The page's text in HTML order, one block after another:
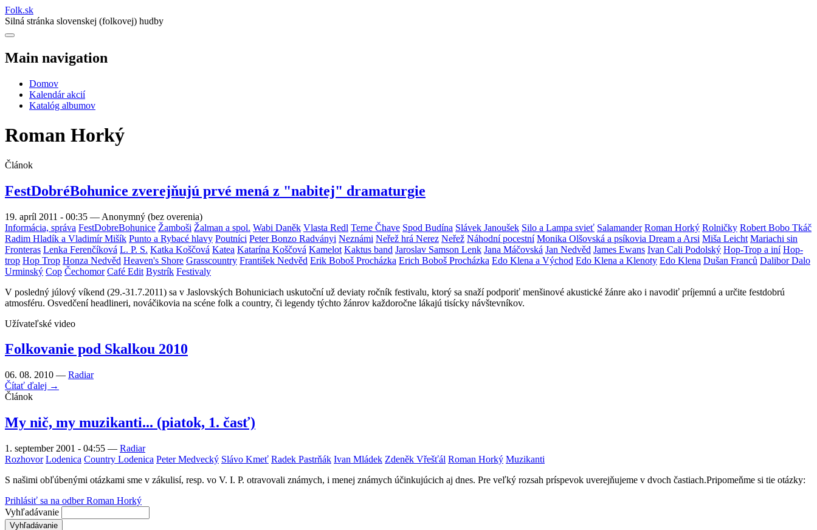
Folk.sk
Silná stránka slovenskej (folkovej) hudby
Main navigation
Domov
Kalendár akcií
Katalóg albumov
Roman Horký
Článok
FestDobréBohunice zverejňujú prvé mená z "nabitej" dramaturgie
19. apríl 2011 - 00:35 — Anonymný (bez overenia)
Informácia, správa FestDobreBohunice Žamboši Žalman a spol. Wabi Daněk Vlasta Redl Terne Čhave Spod Budína Slávek Janoušek Silo a Lampa svieť Salamander Roman Horký Rolničky Robert Bobo Tkáč
Radim Hladík a Vladimír Mišík Punto a Rybacé hlavy Poutníci Peter Bonzo Radványi Neznámi Neřež hrá Nerez Neřež Náhodní pocestní Monika Olšovská a psíkovia Dream a Arsi Miša Leicht Mariachi sin
Fronteras Lenka Ferenčíková L. P. S. Katka Koščová Katea Katarína Koščová Kamelot Kaktus band Jaroslav Samson Lenk Jana Máčovská Jan Nedvěd James Ewans Ivan Cali Podolský Hop-Trop a iní Hop-
trop Hop Trop Honza Nedvěd Heaven's Shore Grasscountry František Nedvěd Erik Boboš Procházka Erich Boboš Procházka Edo Klena a Východ Edo Klena a Klenoty Edo Klena Dušan Franců Dalibor Dalo
Urminský Cop Čechomor Café Edit Bystrík Festivaly
V posledný júlový víkend (29.-31.7.2011) sa v Jaslovských Bohuniciach uskutoční už deviaty ročník festivalu, ktorý sa snaží podporiť menšinové akustické žánre ako i navodiť príjemnú a určite festdobrú
atmosféru. Osvedčení headlineri, nováčikovia na scéne folk a country, či legendy týchto žánrov každoročne lákajú tisícky návštevníkov.
Užívateľské video
Folkovanie pod Skalkou 2010
06. 08. 2010 — Radiar
Čítať ďalej →
Článok
My nič, my muzikanti... (piatok, 1. časť)
1. september 2001 - 04:55 — Radiar
Rozhovor Lodenica Country Lodenica Peter Medvecký Slávo Kmeť Radek Pastrňák Ivan Mládek Zdeněk Vřešťál Roman Horký Muzikanti
S našimi obľúbenými otázkami sme v zákulisí, resp. vo V. I. P. otravovali známych, i menej známych účinkujúcich aj dnes. Pre veľký rozsah príspevok uverejňujeme v dvoch častiach.Pripomeňme si tie otázky:
Prihlásiť sa na odber Roman Horký
Vyhľadávanie